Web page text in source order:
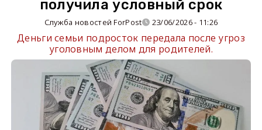
получила условный срок
Служба новостей ForPost 23/06/2026 - 11:26
Деньги семьи подросток передала после угроз
уголовным делом для родителей.